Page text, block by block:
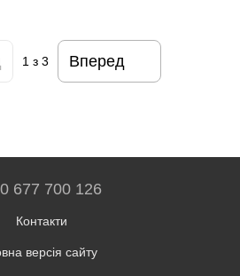
1 з 3 Вперед
677 700 126
Контакти
версія сайту